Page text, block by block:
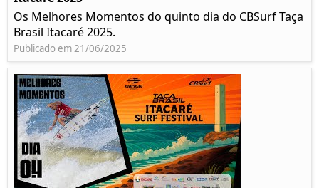
Os Melhores Momentos do quinto dia do CBSurf Taça
Brasil Itacaré 2025.
Publicado em 21/06/2025